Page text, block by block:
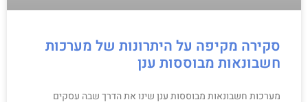
סקירה מקיפה על היתרונות של מערכות
חשבונאות מבוססות ענן
מערכות חשבונאות מבוססות ענן שינו את הדרך שבה עסקים